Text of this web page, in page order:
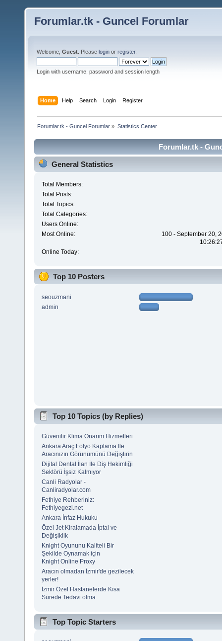
Forumlar.tk - Guncel Forumlar
Welcome, Guest . Please login or register.
Login with username, password and session length
Home Help Search Login Register
Forumlar.tk - Guncel Forumlar » Statistics Center
Forumlar.tk -
General Statistics
Total Members:
Total Posts:
Total Topics:
Total Categories:
Users Online:
Most Online:
100 - September 20,
Online Today:
Top 10 Posters
seouzmani
admin
Top 10 Topics (by Replies)
Güvenilir Klima Onarım Hizmetleri
Ankara Araç Folyo Kaplama İle
Aracınızın Görünümünü Değiştirin
Dijital Dental İlan İle Diş Hekimliği
Sektörü İşsiz Kalmıyor
Canli Radyolar -
Canliradyolar.com
Fethiye Rehberiniz:
Fethiyegezi.net
Ankara İnfaz Hukuku
Özel Jet Kiralamada İptal ve
Değişiklik
Knight Oyununu Kaliteli Bir
Şekilde Oynamak için
Knight Online Proxy
Aracın olmadan İzmir'de gezilecek
yerler!
İzmir Özel Hastanelerde Kısa
Sürede Tedavi olma
Top Topic Starters